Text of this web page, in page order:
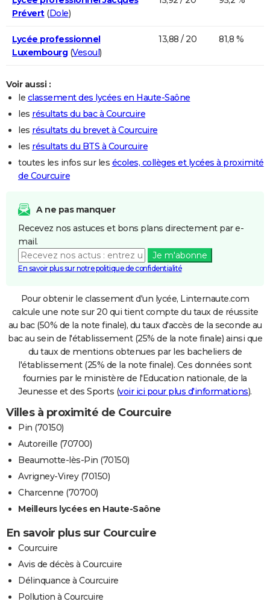
Prévert(Dole)
Lycée professionnel
Luxembourg(Vesoul)
13,88 / 20 81,8 %
Voir aussi :
le classement des lycées en Haute-Saône
les résultats du bac à Courcuire
les résultats du brevet à Courcuire
les résultats du BTS à Courcuire
toutes les infos sur les écoles, collèges et lycées à proximité
de Courcuire
A ne pas manquer
Recevez nos astuces et bons plans directement par e-
mail.
Je m'abonne
En savoir plus sur notre politique de confidentialité
Pour obtenir le classement d'un lycée, Linternaute.com
calcule une note sur 20 qui tient compte du taux de réussite
au bac (50% de la note finale), du taux d'accès de la seconde au
bac au sein de l'établissement (25% de la note finale) ainsi que
du taux de mentions obtenues par les bacheliers de
l'établissement (25% de la note finale). Ces données sont
fournies par le ministère de l'Education nationale, de la
Jeunesse et des Sports (voir ici pour plus d'informations).
Villes à proximité de Courcuire
Pin (70150)
Autoreille (70700)
Beaumotte-lès-Pin (70150)
Avrigney-Virey (70150)
Charcenne (70700)
Meilleurs lycées en Haute-Saône
En savoir plus sur Courcuire
Courcuire
Avis de décès à Courcuire
Délinquance à Courcuire
Pollution à Courcuire